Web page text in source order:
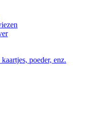
poeder, enz.